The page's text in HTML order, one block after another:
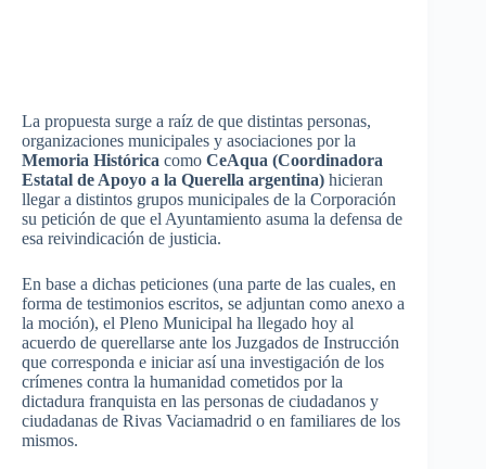
La propuesta surge a raíz de que distintas personas,
organizaciones municipales y asociaciones porla
Memoria Histórica como CeAqua (Coordinadora
Estatal de Apoyo a la Querella argentina) hicieran
llegara distintos grupos municipales de la Corporación
su petición de que el Ayuntamiento asuma la defensa de
esa reivindicación de justicia.
En base a dichas peticiones (una parte de las cuales, en
forma de testimonios escritos, se adjuntan como anexo a
la moción), el Pleno Municipal ha llegado hoy al
acuerdo de querellarse ante los Juzgados de Instrucción
que corresponda e iniciar así una investigación de los
crímenes contra la humanidad cometidos porla
dictadura franquista en las personas de ciudadanos y
ciudadanas de Rivas Vaciamadrid o en familiares de los
mismos.